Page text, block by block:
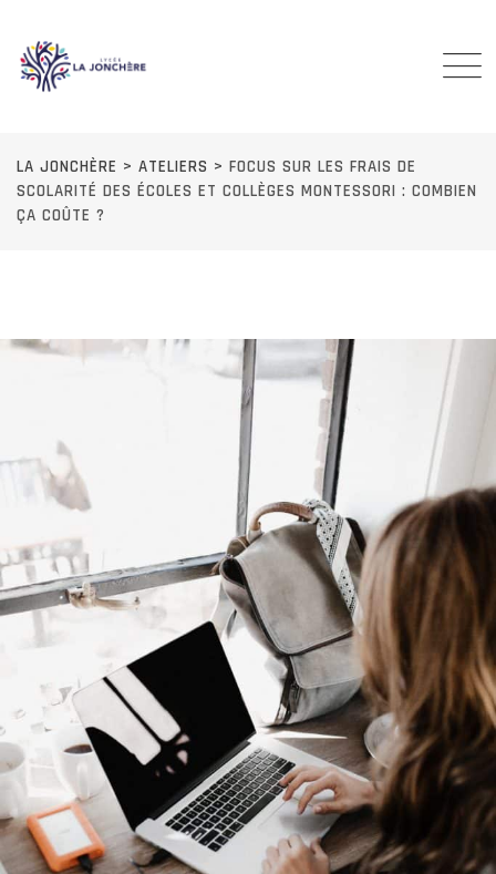
content
LA JONCHÈRE > ATELIERS > FOCUS SUR LES FRAIS DE
SCOLARITÉ DES ÉCOLES ET COLLÈGES MONTESSORI : COMBIEN
ÇA COÛTE ?